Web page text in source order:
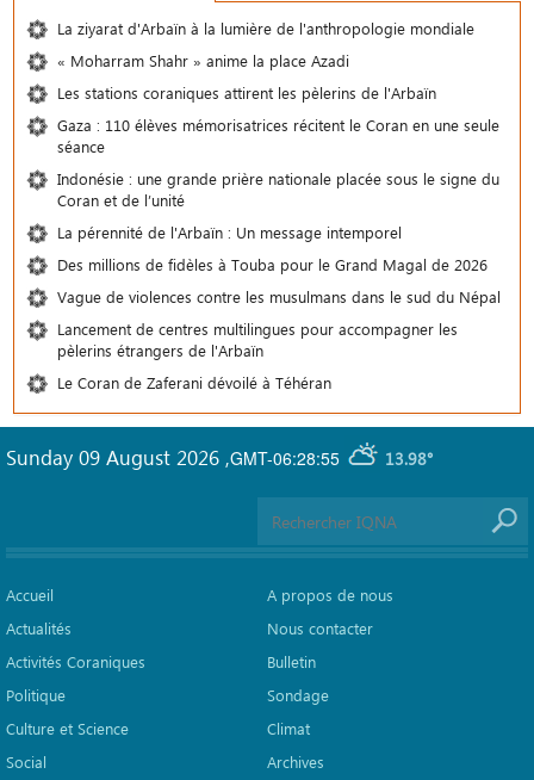
La ziyarat d'Arbaïn à la lumière de l'anthropologie mondiale
« Moharram Shahr » anime la place Azadi
Les stations coraniques attirent les pèlerins de l'Arbaïn
Gaza : 110 élèves mémorisatrices récitent le Coran en une seule
séance
Indonésie : une grande prière nationale placée sous le signe du
Coran et de l’unité
La pérennité de l'Arbaïn : Un message intemporel
Des millions de fidèles à Touba pour le Grand Magal de 2026
Vague de violences contre les musulmans dans le sud du Népal
Lancement de centres multilingues pour accompagner les
pèlerins étrangers de l'Arbaïn
Le Coran de Zaferani dévoilé à Téhéran
GMT-06:28:55 13.98°
Sunday 09 August 2026 ,
Accueil
Actualités
Activités Coraniques
Politique
Culture et Science
Social
A propos de nous
Nous contacter
Bulletin
Sondage
Climat
Archives